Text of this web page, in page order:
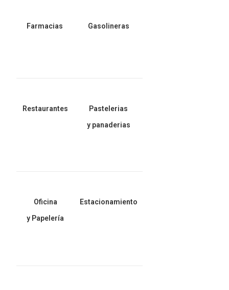
Farmacias Gasolineras
Restaurantes
Pastelerias
y panaderias
Oficina
y Papelería
Estacionamiento